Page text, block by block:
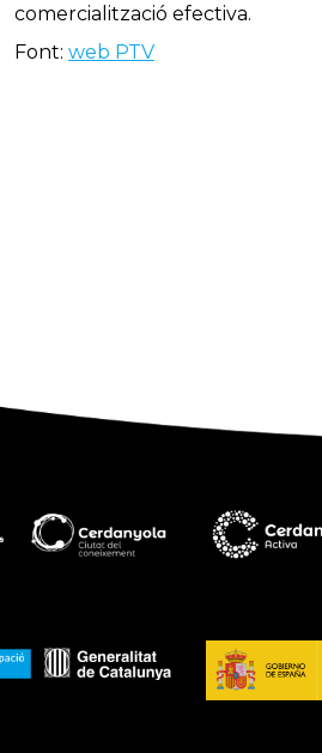
comercialització efectiva.
Font: web PTV